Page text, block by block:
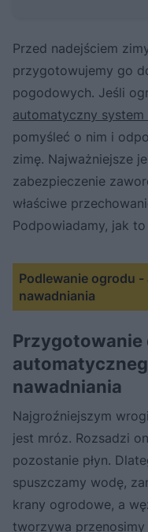
Przed nadejściem
przygotowujemy go
pogodowych. Jeśli
automatyczny system
pomyśleć o nim i
zimę. Najważniejsze
zabezpieczenie
właściwe
Podpowiadamy, jak
Podlewanie ogrodu
nawadniania
Przygotowanie
nawadniania
Najgroźniejszym
jest mróz. Rozsadzi
pozostanie płyn.
spuszczamy wodę,
krany ogrodowe, a
tworzywa